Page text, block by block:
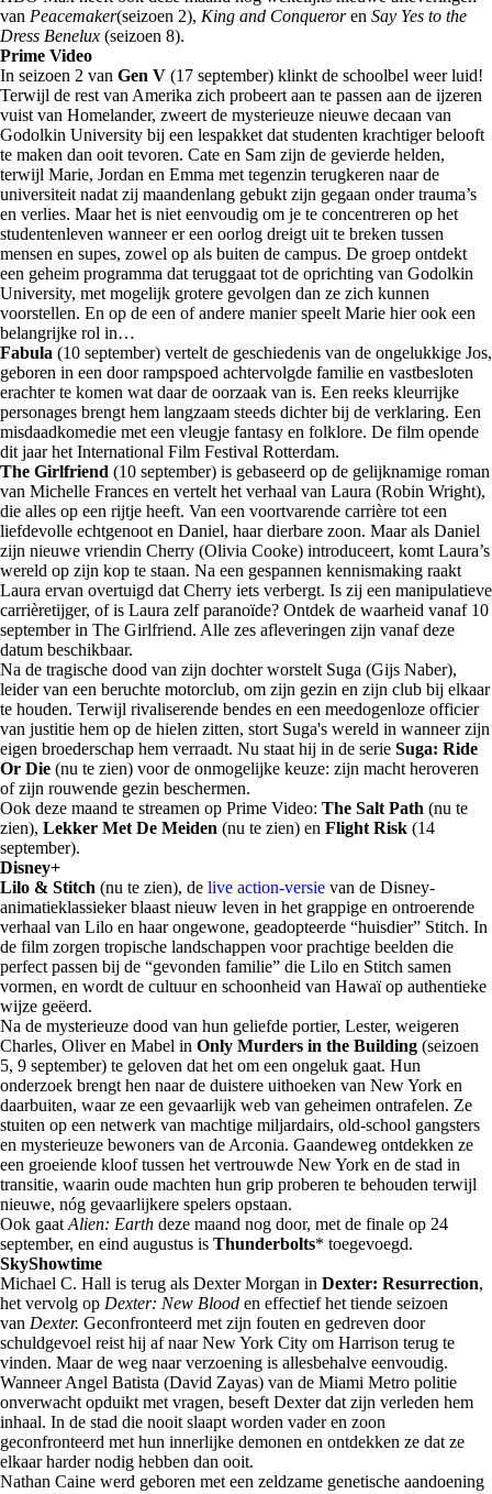
van Peacemaker(seizoen 2), King and Conqueroren Say Yes to the
Dress Benelux (seizoen 8).
Prime Video
In seizoen 2 van Gen V (17 september) klinkt de schoolbel weer luid!
Terwijl de rest van Amerika zich probeert aan te passen aan de ijzeren
vuist van Homelander, zweert de mysterieuze nieuwe decaan van
Godolkin University bij een lespakket dat studenten krachtiger belooft
te maken dan ooit tevoren. Cate en Sam zijn de gevierde helden,
terwijl Marie, Jordan en Emma met tegenzin terugkeren naar de
universiteit nadat zij maandenlang gebukt zijn gegaan onder trauma’s
en verlies. Maar het is niet eenvoudig om je te concentreren op het
studentenleven wanneer er een oorlog dreigt uit te breken tussen
mensen en supes, zowel op als buiten de campus. De groep ontdekt
een geheim programma dat teruggaat tot de oprichting van Godolkin
University, met mogelijk grotere gevolgen dan ze zich kunnen
voorstellen. En op de een of andere manier speelt Marie hier ook een
belangrijke rol in…
Fabula (10 september) vertelt de geschiedenis van de ongelukkige Jos,
geboren in een door rampspoed achtervolgde familie en vastbesloten
erachter te komen wat daar de oorzaak van is. Een reeks kleurrijke
personages brengt hem langzaam steeds dichter bij de verklaring. Een
misdaadkomedie met een vleugje fantasy en folklore. De film opende
dit jaar het International Film Festival Rotterdam.
The Girlfriend (10 september) is gebaseerd op de gelijknamige roman
van Michelle Frances en vertelt het verhaal van Laura (Robin Wright),
die alles op een rijtje heeft. Van een voortvarende carrière tot een
liefdevolle echtgenoot en Daniel, haar dierbare zoon. Maar als Daniel
zijn nieuwe vriendin Cherry (Olivia Cooke) introduceert, komt Laura’s
wereld op zijn kop te staan. Na een gespannen kennismaking raakt
Laura ervan overtuigd dat Cherry iets verbergt. Is zij een manipulatieve
carrièretijger, of is Laura zelf paranoïde? Ontdek de waarheid vanaf 10
september in The Girlfriend. Alle zes afleveringen zijn vanaf deze
datum beschikbaar.
Na de tragische dood van zijn dochter worstelt Suga (Gijs Naber),
leider van een beruchte motorclub, om zijn gezin en zijn club bij elkaar
te houden. Terwijl rivaliserende bendes en een meedogenloze officier
van justitie hem op de hielen zitten, stort Suga's wereld in wanneer zijn
eigen broederschap hem verraadt. Nu staat hij in de serie Suga: Ride
Or Die (nu te zien) voor de onmogelijke keuze: zijn macht heroveren
of zijn rouwende gezin beschermen.
Ook deze maand te streamen op Prime Video: The Salt Path (nu te
zien), Lekker Met De Meiden (nu te zien) en Flight Risk (14
september).
Disney+
Lilo & Stitch (nu te zien), de live action-versie van de Disney-
animatieklassieker blaast nieuw leven in het grappige en ontroerende
verhaal van Lilo en haar ongewone, geadopteerde “huisdier” Stitch. In
de film zorgen tropische landschappen voor prachtige beelden die
perfect passen bij de “gevonden familie” die Lilo en Stitch samen
vormen, en wordt de cultuur en schoonheid van Hawaï op authentieke
wijze geëerd.
Na de mysterieuze dood van hun geliefde portier, Lester, weigeren
Charles, Oliver en Mabel in Only Murders in the Building (seizoen
5, 9 september) te geloven dat het om een ongeluk gaat. Hun
onderzoek brengt hen naar de duistere uithoeken van New York en
daarbuiten, waar ze een gevaarlijk web van geheimen ontrafelen. Ze
stuiten op een netwerk van machtige miljardairs, old-school gangsters
en mysterieuze bewoners van de Arconia. Gaandeweg ontdekken ze
een groeiende kloof tussen het vertrouwde New York en de stad in
transitie, waarin oude machten hun grip proberen te behouden terwijl
nieuwe, nóg gevaarlijkere spelers opstaan.
Ook gaat Alien: Earth deze maand nog door, met de finale op 24
september, en eind augustus is Thunderbolts* toegevoegd.
SkyShowtime
Michael C. Hall is terug als Dexter Morgan in Dexter: Resurrection,
het vervolg op Dexter: New Blood en effectief het tiende seizoen
van Dexter. Geconfronteerd met zijn fouten en gedreven door
schuldgevoel reist hij af naar New York City om Harrison terug te
vinden. Maar de weg naar verzoening is allesbehalve eenvoudig.
Wanneer Angel Batista (David Zayas) van de Miami Metro politie
onverwacht opduikt met vragen, beseft Dexter dat zijn verleden hem
inhaal. In de stad die nooit slaapt worden vader en zoon
geconfronteerd met hun innerlijke demonen en ontdekken ze dat ze
elkaar harder nodig hebben dan ooit.
Nathan Caine werd geboren met een zeldzame genetische aandoening